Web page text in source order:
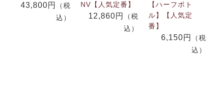
43,800円
（税
込）
NV【人気定番】
12,860円
（税
込）
【ハーフボト
ル】【人気定
番】
6,150円
（税
込）